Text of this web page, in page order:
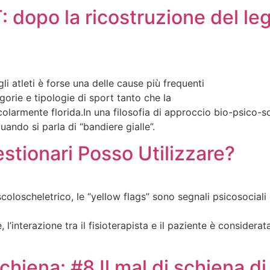
dopo la ricostruzione del
atleti è forse una delle cause più frequenti
e tipologie di sport tanto che la
florida.In una filosofia di approccio bio-psico-
si parla di “bandiere gialle”.
Posso Utilizzare?
le “yellow flags” sono segnali
tra il fisioterapista e il paziente è